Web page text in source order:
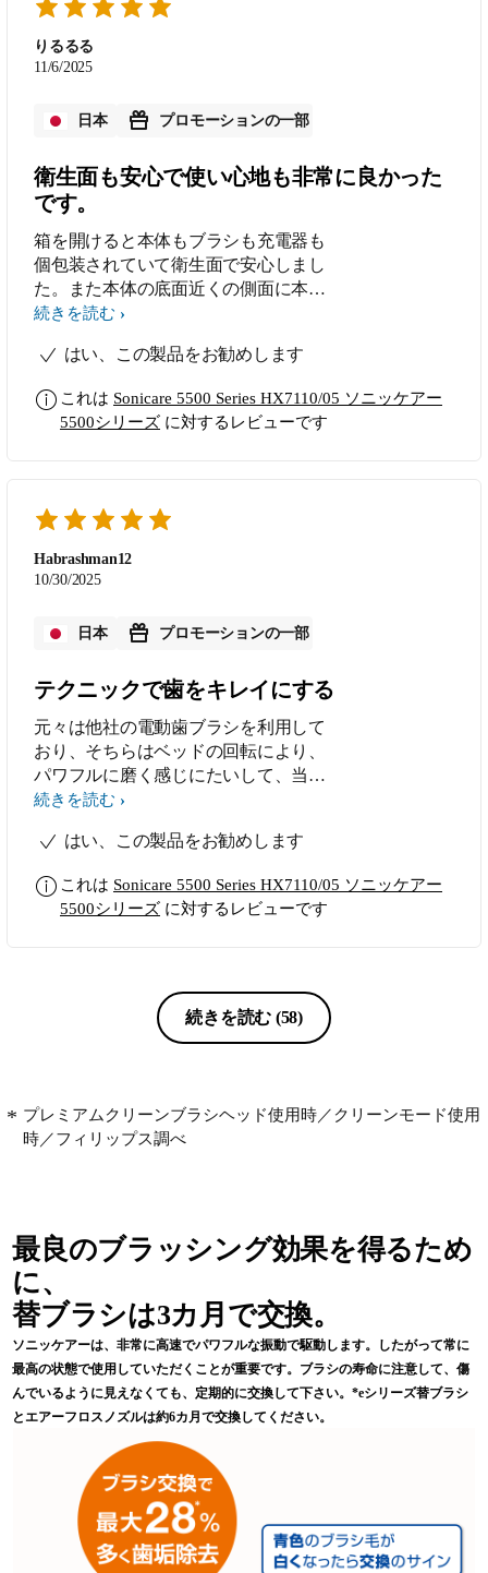
りるるる
11/6/2025
日本 プロモーションの一部
衛生面も安心で使い心地も非常に良かった
です。
箱を開けると本体もブラシも充電器も
個包装されていて衛生面で安心しまし
た。また本体の底面近くの側面に本体
を横に置いた時に転がらないようにス
のが良かったです。手に持ちやすい太
磨きに比べるとさっぱり感が比べ物に
ならないのでもう手放せないです。歯
稿済み）
続きを読む
はい、この製品をお勧めします
これは Sonicare 5500 Series HX7110/05 ソニッケアー
5500シリーズ に対するレビューです
Habrashman12
10/30/2025
日本 プロモーションの一部
テクニックで歯をキレイにする
元々は他社の電動歯ブラシを利用して
おり、そちらはベッドの回転により、
パワフルに磨く感じにたいして、当製
品は振動で汚れを落とすという違いが
に歯間に汚れが残っていたり、表面の
じに対し、当製品は歯間の汚れがよく
磨けている感じがしました。 他社製
リさは他社の方があったと感じます。
続きを読む
はい、この製品をお勧めします
これは Sonicare 5500 Series HX7110/05 ソニッケアー
5500シリーズ に対するレビューです
続きを読む (58)
プレミアムクリーンブラシヘッド使用時／クリーンモード使用
時／フィリップス調べ
最良のブラッシング効果を得るため
に、
替ブラシは3カ月で交換。
ソニッケアーは、非常に高速でパワフルな振動で駆動します。したがって常に
最高の状態で使用していただくことが重要です。ブラシの寿命に注意して、傷
んでいるように見えなくても、定期的に交換して下さい。*eシリーズ替ブラシ
とエアーフロスノズルは約6カ月で交換してください。